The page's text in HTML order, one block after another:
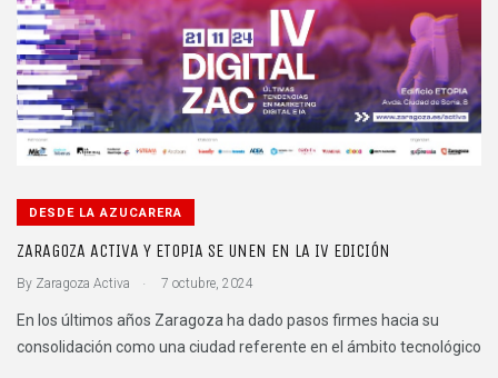
DESDE LA AZUCARERA
ZARAGOZA ACTIVA Y ETOPIA SE UNEN EN LA IV EDICIÓN
By Zaragoza Activa 7 octubre, 2024
En los últimos años Zaragoza ha dado pasos firmes hacia su
consolidación como una ciudad referente en el ámbito tecnológico